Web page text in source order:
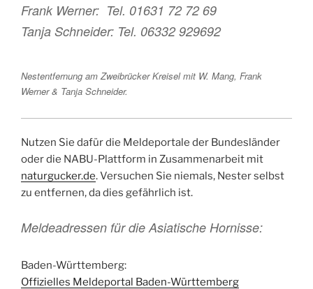
Frank Werner: Tel. 01631 72 72 69
Tanja Schneider: Tel. 06332 929692
Nestentfernung am Zweibrücker Kreisel mit W. Mang, Frank
Werner & Tanja Schneider.
Nutzen Sie dafür die Meldeportale der Bundesländer
oder die NABU-Plattform in Zusammenarbeit mit
naturgucker.de. Versuchen Sie niemals, Nester selbst
zu entfernen, da dies gefährlich ist.
Meldeadressen für die Asiatische Hornisse:
Baden-Württemberg:
Offizielles Meldeportal Baden-Württemberg